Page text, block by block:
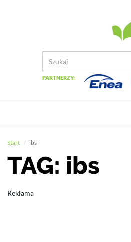
PARTNERZY:
Start ibs
TAG: ibs
Reklama